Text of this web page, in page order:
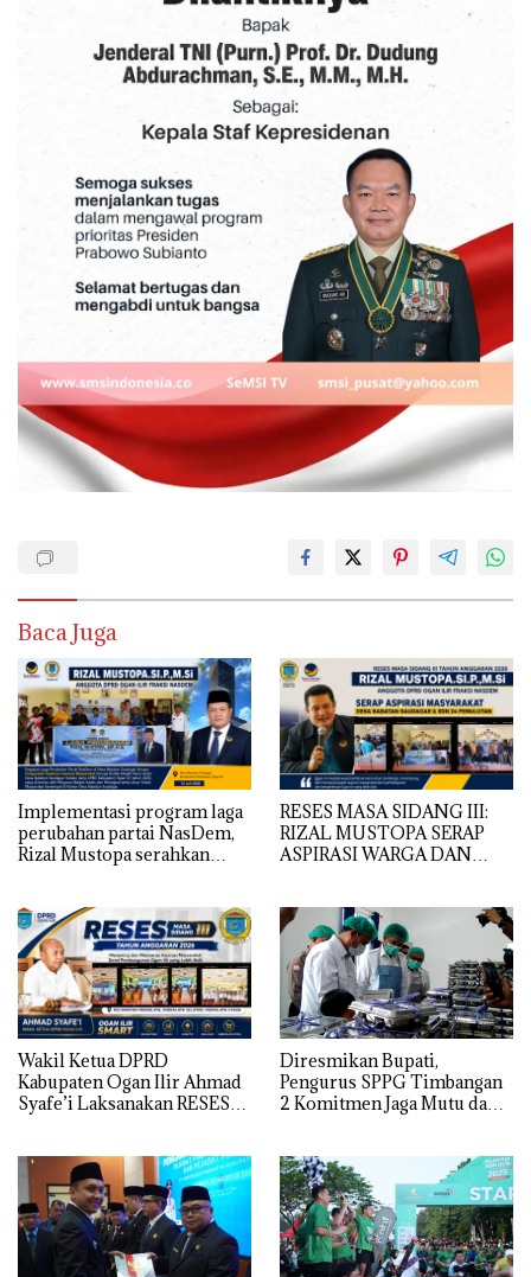
Baca Juga
Implementasi program laga
perubahan partai NasDem,
Rizal Mustopa serahkan
RESES MASA SIDANG III:
RIZAL MUSTOPA SERAP
ASPIRASI WARGA DAN
HUDA
Wakil Ketua DPRD
Kabupaten Ogan Ilir Ahmad
Syafe’i Laksanakan RESES
Langsung Aspirasi
Masyarakat
Diresmikan Bupati,
Pengurus SPPG Timbangan
2 Komitmen Jaga Mutu dan